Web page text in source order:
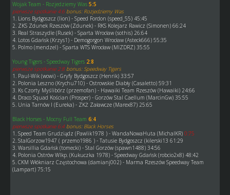
Wojak Team - Rozjedziemy Was 5:5
pierwsze spotkanie 4:6 bonus: Rozjedziemy Was
1. Lions Bydgoszcz (lion) - Speed Fordon (speed_55) 45:45
2. ZKS Zdunek Rzeszów (Zdunek) - RKS Kolejarz Rawicz (Simonen) 66:24
3. Real Straszydle (Rusek) - Sparta Wrocław (sothis) 26:64
4. Lotos Gdańsk (Krzys1) - Demogorgon Wrocław (Asteck666) 55:35
5. Polmo (mendzel) - Sparta WTS Wrocław (MIZDRZ) 35:55
Young Tigers - Speedway Tigers 2:8
pierwsze spotkanie 2:8 bonus: Speedway Tigers
1. Paul-Wik (wowi) - Gryfy Bydgoszcz (Henrik) 33:57
2. Polonia Leszno (Krychu710) - Ostrowskie Diabły (Casaletto) 59:31
3. Ks Czorty Myślibórz (przemofan) - Hawaiki Team Rzeszów (Hawaiki) 24:66
4. Draco Squad Kościan (Prosper) - Gorzów Stal Caellum (MarcinGw) 35:55
5. Unia Tarnów I (Eureka) - ZKŻ Załawcze (Marex87) 25:65
Black Horses - Mocny Full Team 6:4
pierwsze spotkanie 6:4 bonus: Black Horses
1. Speed Team Grudziądz (Pawlik1978 ) - WandaNowaHuta (MichalKR) 0:75
2. StalGorzow1947 ( przemo1986 ) - Tatusie Bydgoszcz (kilerski13 61:29
3. Warsillia Gdańsk (tomecki) - Stal Gorzów (spawn1488) 34:56
4. Polonia Ostrów Wlkp. (Kukuczka 1978) - Speedway Gdańsk (robcio2x8) 48:42
5. CKM Włókniarz Częstochowa (damianj002) - Marma Rzeszów Speedway Team
(Lampart) 75:15